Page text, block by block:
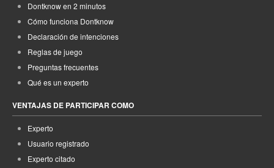
Dontknow en 2 minutos
Cómo funciona Dontknow
Declaración de intenciones
Reglas de juego
Preguntas frecuentes
Qué es un experto
VENTAJAS DE PARTICIPAR COMO
Experto
Usuario registrado
Experto citado